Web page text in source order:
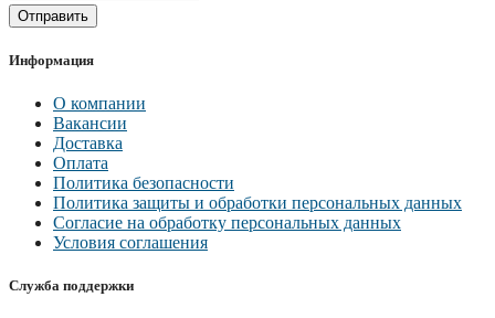
Отправить
Информация
О компании
Вакансии
Доставка
Оплата
Политика безопасности
Политика защиты и обработки персональных данных
Согласие на обработку персональных данных
Условия соглашения
Служба поддержки